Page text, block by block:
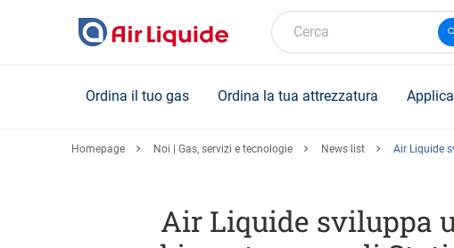
Cerca
Ordina il tuo gas Ordina la tua attrezzatura
Homepage Noi | Gas, servizi e tecnologie News list Air Liquide
Air Liquide sviluppa